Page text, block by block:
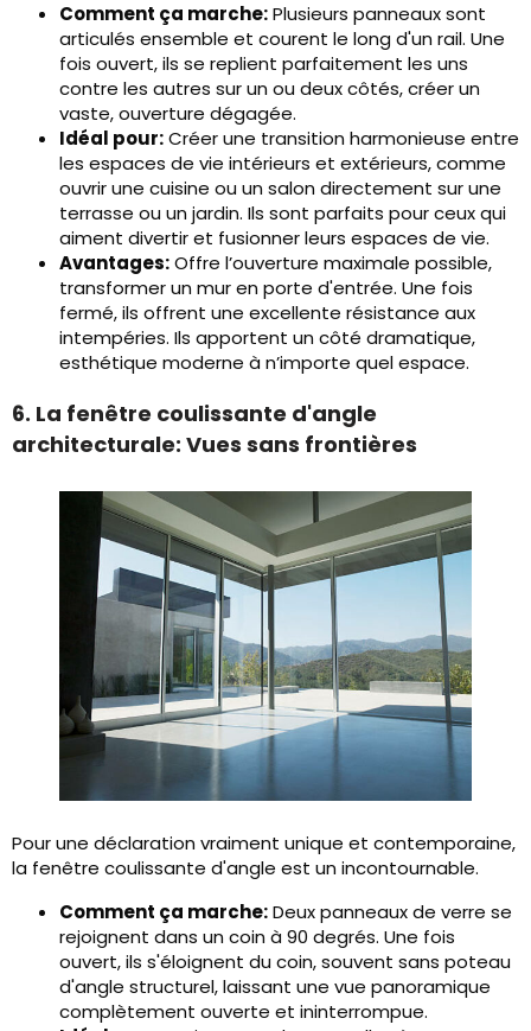
Comment ça marche:Plusieurs panneaux sont
articulés ensemble et courent le long d'un rail. Une
fois ouvert, ils se replient parfaitement les uns
contre les autres sur un ou deux côtés, créer un
vaste, ouverture dégagée.
Idéal pour:Créer une transition harmonieuse entre
les espaces de vie intérieurs et extérieurs, comme
ouvrir une cuisine ou un salon directement sur une
terrasse ou un jardin. Ils sont parfaits pour ceux qui
aiment divertir et fusionner leurs espaces de vie.
Avantages:Offre l’ouverture maximale possible,
transformer un mur en porte d'entrée. Une fois
fermé, ils offrent une excellente résistance aux
intempéries. Ils apportent un côté dramatique,
esthétique moderne à n’importe quel espace.
6. La fenêtre coulissante d'angle
architecturale: Vues sans frontières
Pour une déclaration vraiment unique et contemporaine,
la fenêtre coulissante d'angle est un incontournable.
Comment ça marche:Deux panneaux de verre se
rejoignent dans un coin à 90 degrés. Une fois
ouvert, ils s'éloignent du coin, souvent sans poteau
d'angle structurel, laissant une vue panoramique
complètement ouverte et ininterrompue.